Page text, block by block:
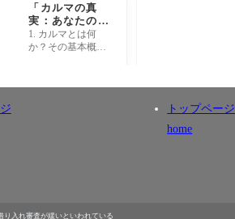
「カルマの真
実：あなたの人
生を変える意外
な法則とは？」
1. カルマとは何
か？その基本概念
神秘的で興味深い
トップページ
home
り入れ審査が緩いといわれている